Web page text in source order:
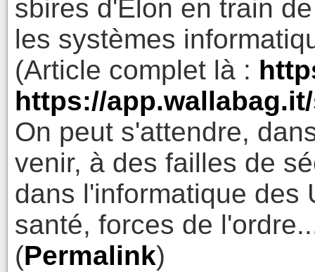
sbires d'Elon en train
les systèmes
(Article complet là :
https://
On peut s'attendre,
venir, à des failles de
dans l'informatique des
santé, forces de
(Permalink)